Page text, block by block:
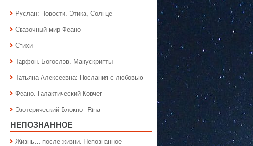
Руслан: Новости. Этика, Солнце
Сказочный мир Феано
Стихи
Тарфон. Богослов. Манускрипты
Татьяна Алексеевна: Послания с любовью
Феано. Галактический Ковчег
Эзотерический Блокнот Rina
НЕПОЗНАННОЕ
Жизнь… после жизни. Непознанное